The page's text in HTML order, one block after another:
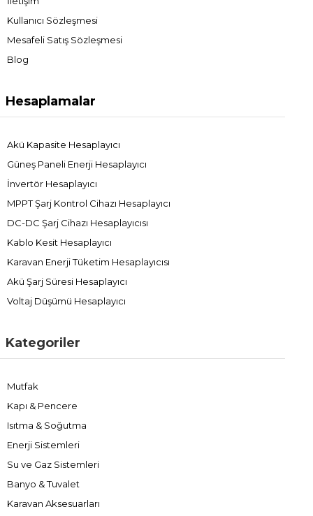
Kullanıcı Sözleşmesi
Mesafeli Satış Sözleşmesi
Blog
Hesaplamalar
Akü Kapasite Hesaplayıcı
Güneş Paneli Enerji Hesaplayıcı
İnvertör Hesaplayıcı
MPPT Şarj Kontrol Cihazı Hesaplayıcı
DC-DC Şarj Cihazı Hesaplayıcısı
Kablo Kesit Hesaplayıcı
Karavan Enerji Tüketim Hesaplayıcısı
Akü Şarj Süresi Hesaplayıcı
Voltaj Düşümü Hesaplayıcı
Kategoriler
Mutfak
Kapı & Pencere
Isıtma & Soğutma
Enerji Sistemleri
Su ve Gaz Sistemleri
Banyo & Tuvalet
Karavan Aksesuarları